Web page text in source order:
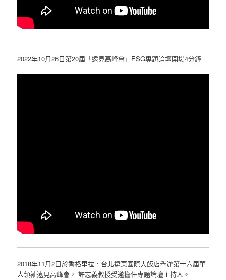
2022年10月26日第20屆「遠見高峰會」ESG專題論壇開場4分鐘
2018年11月2日於香格里拉．台北遠東國際大飯店舉辦第十六屆華
人領袖遠見高峰會， 許志義教授受邀擔任專題論壇主持人。